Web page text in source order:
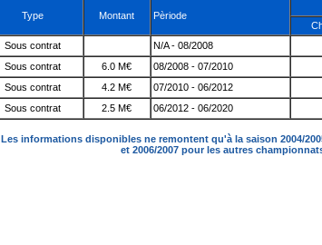
Type Montant Pèriode
Sous contrat N/A - 08/2008
Sous contrat 6.0 M€ 08/2008 - 07/2010
Sous contrat 4.2 M€ 07/2010 - 06/2012
Sous contrat 2.5 M€ 06/2012 - 06/2020
Les informations disponibles ne remontent qu'à la saison 2004/
et 2006/2007 pour les autres